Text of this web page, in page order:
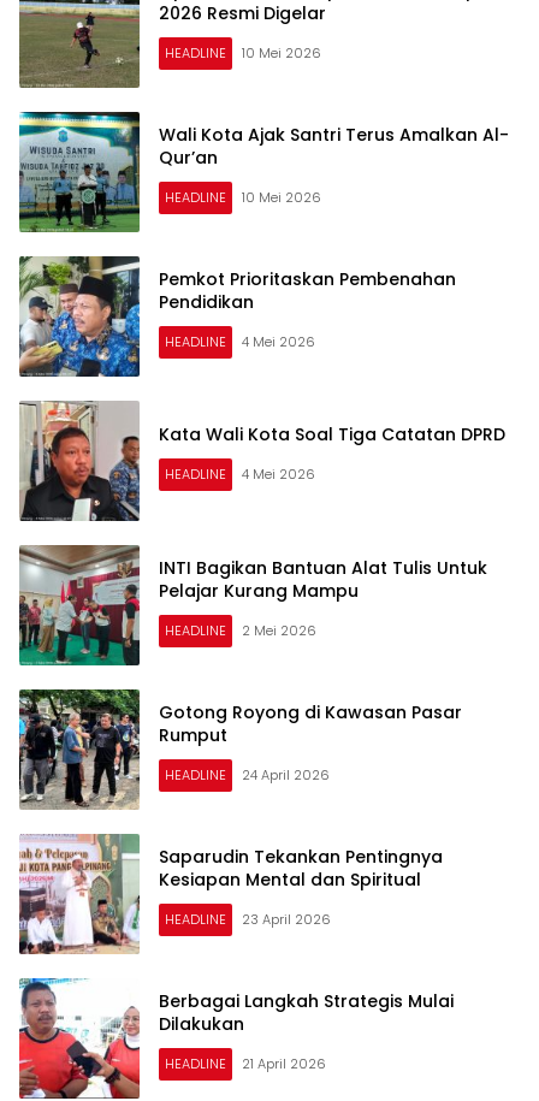
2026 Resmi Digelar
HEADLINE 10 Mei 2026
Wali Kota Ajak Santri Terus Amalkan Al-
Qur’an
HEADLINE 10 Mei 2026
Pemkot Prioritaskan Pembenahan
Pendidikan
HEADLINE 4 Mei 2026
Kata Wali Kota Soal Tiga Catatan DPRD
HEADLINE 4 Mei 2026
INTI Bagikan Bantuan Alat Tulis Untuk
Pelajar Kurang Mampu
HEADLINE 2 Mei 2026
Gotong Royong di Kawasan Pasar
Rumput
HEADLINE 24 April 2026
Saparudin Tekankan Pentingnya
Kesiapan Mental dan Spiritual
HEADLINE 23 April 2026
Berbagai Langkah Strategis Mulai
Dilakukan
HEADLINE 21 April 2026